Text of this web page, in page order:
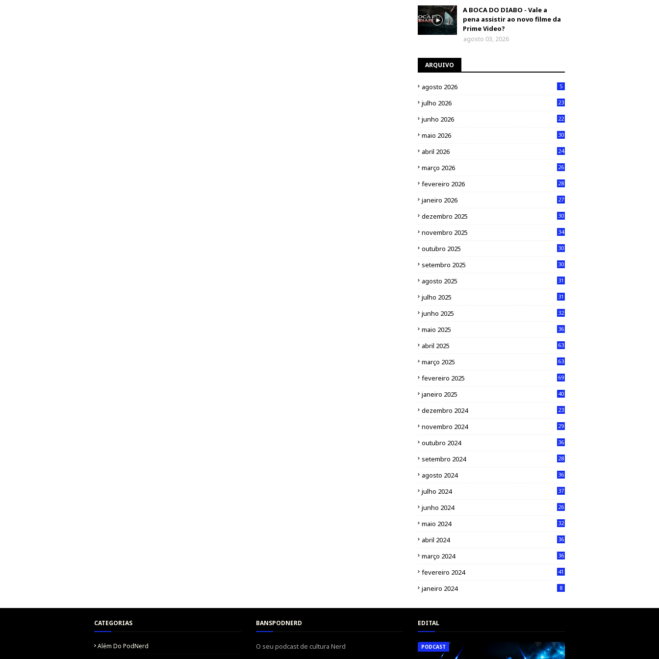
A BOCA DO DIABO - Vale a
pena assistir ao novo filme da
Prime Video?
agosto 03, 2026
ARQUIVO
agosto 2026 5
julho 2026 23
junho 2026 22
maio 2026 30
abril 2026 24
março 2026 26
fevereiro 2026 28
janeiro 2026 27
dezembro 2025 30
novembro 2025 34
outubro 2025 30
setembro 2025 30
agosto 2025 31
julho 2025 31
junho 2025 32
maio 2025 36
abril 2025 63
março 2025 63
fevereiro 2025 69
janeiro 2025 40
dezembro 2024 23
novembro 2024 29
outubro 2024 36
setembro 2024 28
agosto 2024 36
julho 2024 37
junho 2024 26
maio 2024 32
abril 2024 36
março 2024 36
fevereiro 2024 41
janeiro 2024 8
CATEGORIAS
Além Do PodNerd
BANSPODNERD
O seu podcast de cultura Nerd
EDITAL
PODCAST